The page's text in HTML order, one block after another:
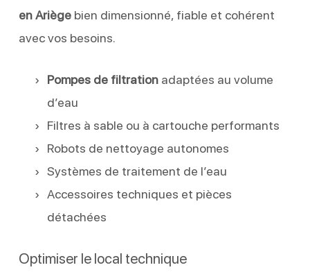
en Ariègebien dimensionné, fiable et cohérent
avec vos besoins.
Pompes de filtrationadaptées au volume
d’eau
Filtres à sable ou à cartouche performants
Robots de nettoyage autonomes
Systèmes de traitement de l’eau
Accessoires techniques et pièces
détachées
Optimiser le local technique